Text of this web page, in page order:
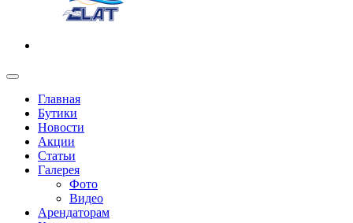
Главная
Бутики
Новости
Акции
Статьи
Галерея
Фото
Видео
Арендаторам